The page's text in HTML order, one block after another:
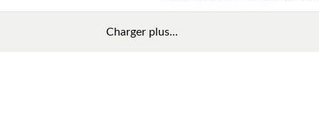
Charger plus...